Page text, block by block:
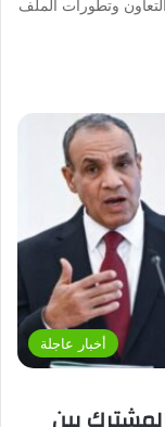
التعاون وتطورات الملف
أخبار عاجلة